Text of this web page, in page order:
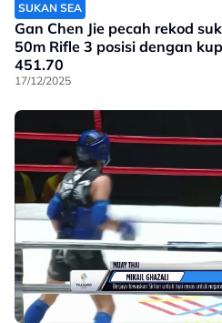
SUKAN SEA
Gan Chen Jie pecah rekod
50m Rifle 3 posisi dengan
451.70
17/12/2025